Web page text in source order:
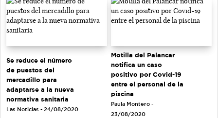
Se reduce el número
de puestos del
mercadillo para
adaptarse a la nueva
normativa sanitaria
Las Noticias - 24/08/2020
Motilla del Palancar
notifica un caso
positivo por Covid-19
entre el personal de la
piscina
Paula Montero -
23/08/2020